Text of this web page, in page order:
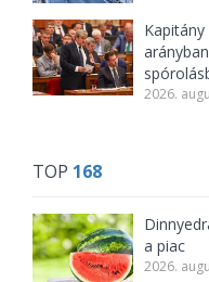
2026.
TOP 168
a piac
2026.